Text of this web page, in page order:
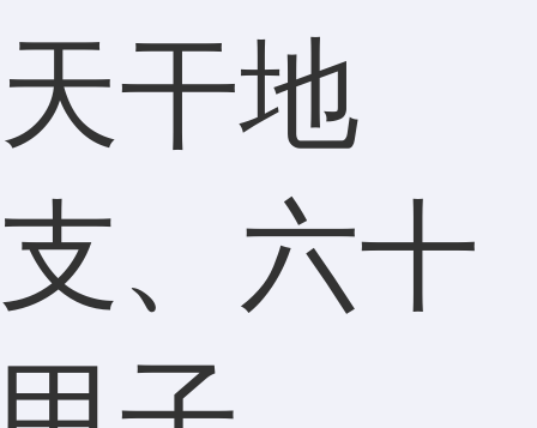
天干地
支、六十